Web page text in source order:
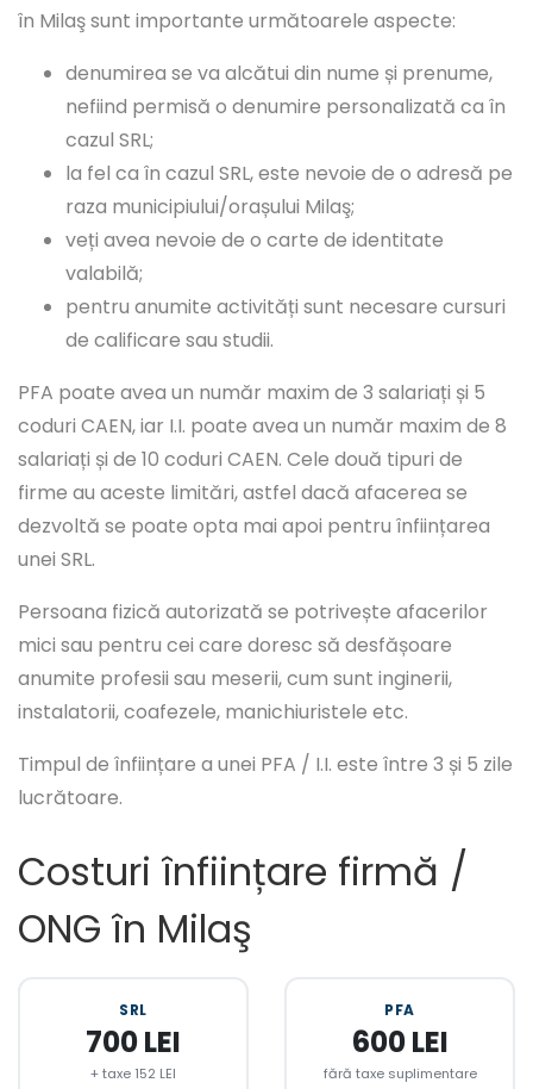
în Milaş sunt importante următoarele aspecte:
denumirea se va alcătui din nume și prenume,
nefiind permisă o denumire personalizată ca în
cazul SRL;
la fel ca în cazul SRL, este nevoie de o adresă pe
raza municipiului/orașului Milaş;
veți avea nevoie de o carte de identitate
valabilă;
pentru anumite activități sunt necesare cursuri
de calificare sau studii.
PFA poate avea un număr maxim de 3 salariați și 5
coduri CAEN, iar I.I. poate avea un număr maxim de 8
salariați și de 10 coduri CAEN. Cele două tipuri de
firme au aceste limitări, astfel dacă afacerea se
dezvoltă se poate opta mai apoi pentru înființarea
unei SRL.
Persoana fizică autorizată se potrivește afacerilor
mici sau pentru cei care doresc să desfășoare
anumite profesii sau meserii, cum sunt inginerii,
instalatorii, coafezele, manichiuristele etc.
Timpul de înființare a unei PFA / I.I. este între 3 și 5 zile
lucrătoare.
Costuri înființare firmă /
ONG în Milaş
SRL
700 LEI
+ taxe 152 LEI
PFA
600 LEI
fără taxe suplimentare